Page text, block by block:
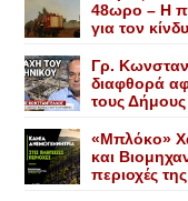
48ωρο – Η
για τον
Γρ.
διαφθορά
τους
«Mπλόκο»
και
περιοχές